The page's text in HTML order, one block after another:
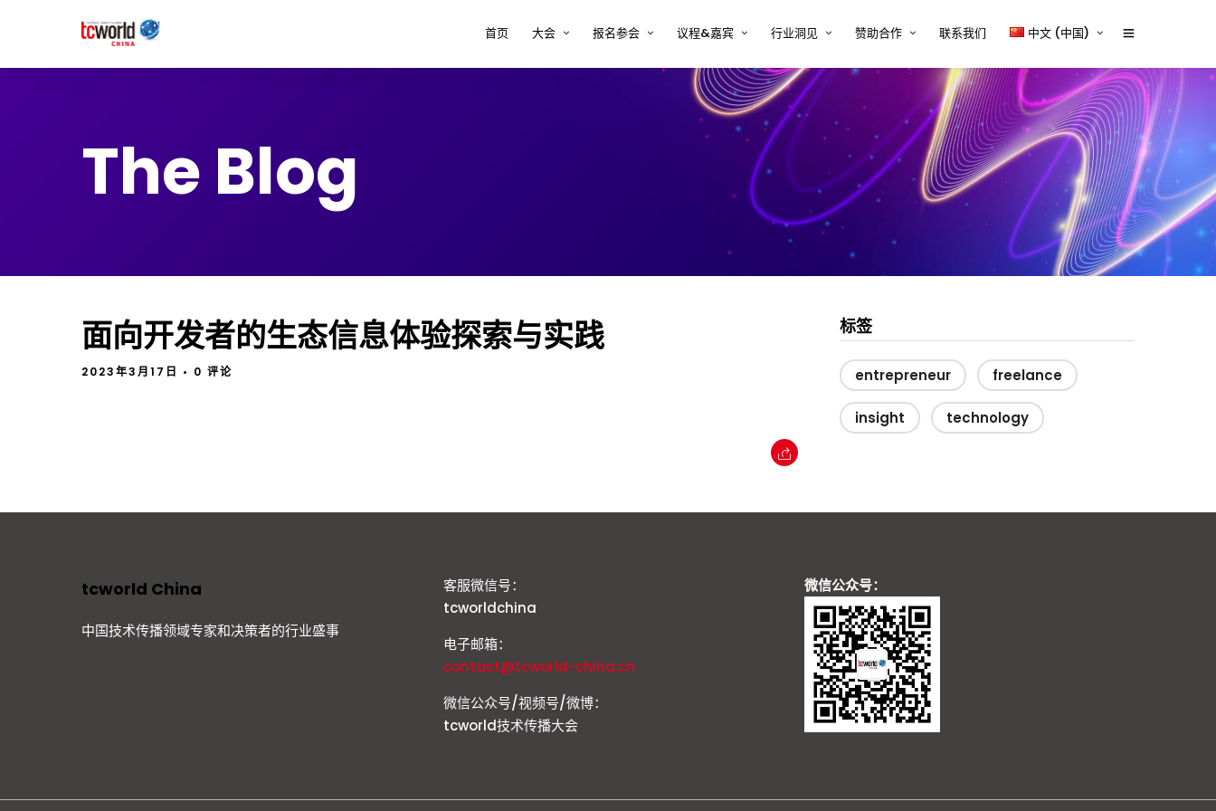
首页 大会 报名参会
注册 tcworld 大会
议程&嘉宾
大会议程
大会嘉宾
2026年嘉宾时间表
行业洞见
半导体行业的技术内容挑战与解决
方案
复杂设备行业的技术内容挑战与解
决方案
新能源、储能与电力电子行业的技
术内容挑战与解决方案
医疗器械行业的技术内容挑战与解
决方案
汽车行业的技术内容挑战与解决方
赞助合作
赞助商2026
tcworld 2026 中国大会赞助通道
正式开启
赞助招募
赞助商时间表
Exhibitor and/or Sponsorship
联系我们 中文 (中国)
中文 (中国)
The Blog
面向开发者的生态信息体验探索与实践
2023年3月17日 • 0 评论
标签
entrepreneur freelance
insight technology
tcworld China
中国技术传播领域专家和决策者的行业盛事
客服微信号：
tcworldchina
电子邮箱：
contact@tcworld-china.cn
微信公众号/视频号/微博：
tcworld技术传播大会
微信公众号：